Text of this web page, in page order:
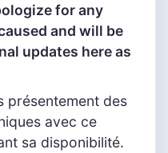
for any
and will be
updates here as
présentement des
avec ce
sa disponibilité.